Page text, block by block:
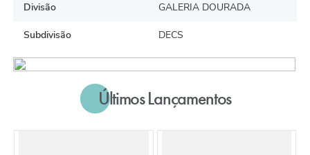
Divisão GALERIA DOURADA
Subdivisão DECS
Últimos Lançamentos